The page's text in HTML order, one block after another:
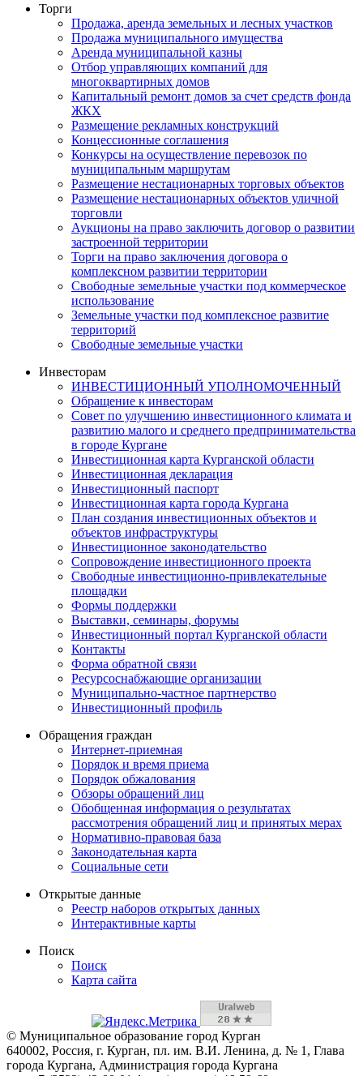
Торги
Продажа, аренда земельных и лесных участков
Продажа муниципального имущества
Аренда муниципальной казны
Отбор управляющих компаний для
многоквартирных домов
Капитальный ремонт домов за счет средств фонда
ЖКХ
Размещение рекламных конструкций
Концессионные соглашения
Конкурсы на осуществление перевозок по
муниципальным маршрутам
Размещение нестационарных торговых объектов
Размещение нестационарных объектов уличной
торговли
Аукционы на право заключить договор о развитии
застроенной территории
Торги на право заключения договора о
комплексном развитии территории
Свободные земельные участки под коммерческое
использование
Земельные участки под комплексное развитие
территорий
Свободные земельные участки
Инвесторам
ИНВЕСТИЦИОННЫЙ УПОЛНОМОЧЕННЫЙ
Обращение к инвесторам
Совет по улучшению инвестиционного климата и
развитию малого и среднего предпринимательства
в городе Кургане
Инвестиционная карта Курганской области
Инвестиционная декларация
Инвестиционный паспорт
Инвестиционная карта города Кургана
План создания инвестиционных объектов и
объектов инфраструктуры
Инвестиционное законодательство
Сопровождение инвестиционного проекта
Свободные инвестиционно-привлекательные
площадки
Формы поддержки
Выставки, семинары, форумы
Инвестиционный портал Курганской области
Контакты
Форма обратной связи
Ресурсоснабжающие организации
Муниципально-частное партнерство
Инвестиционный профиль
Обращения граждан
Интернет-приемная
Порядок и время приема
Порядок обжалования
Обзоры обращений лиц
Обобщенная информация о результатах
рассмотрения обращений лиц и принятых мерах
Нормативно-правовая база
Законодательная карта
Социальные сети
Открытые данные
Реестр наборов открытых данных
Интерактивные карты
Поиск
Поиск
Карта сайта
© Муниципальное образование город Курган
640002, Россия, г. Курган, пл. им. В.И. Ленина, д. № 1, Глава
города Кургана, Администрация города Кургана